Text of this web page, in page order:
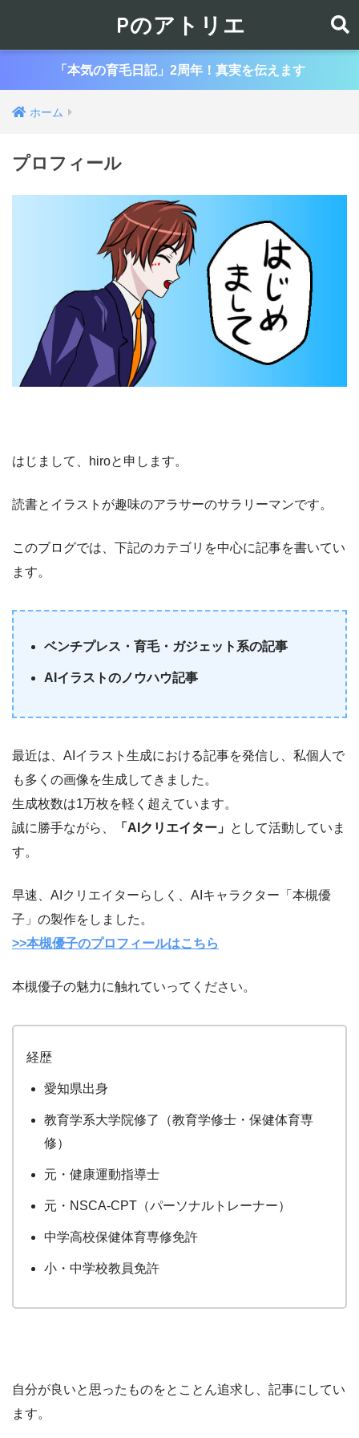
Pのアトリエ
「本気の育毛日記」2周年！真実を伝えます
ホーム
プロフィール
はじまして、hiroと申します。
読書とイラストが趣味のアラサーのサラリーマンです。
このブログでは、下記のカテゴリを中心に記事を書いてい
ます。
ベンチプレス・育毛・ガジェット系の記事
AIイラストのノウハウ記事
最近は、AIイラスト生成における記事を発信し、私個人で
も多くの画像を生成してきました。
生成枚数は1万枚を軽く超えています。
誠に勝手ながら、
「AIクリエイター」 として活動していま
す。
早速、AIクリエイターらしく、AIキャラクター「本槻優
子」の製作をしました。
>>本槻優子のプロフィールはこちら
本槻優子の魅力に触れていってください。
経歴
愛知県出身
教育学系大学院修了（教育学修士・保健体育専
修）
元・健康運動指導士
元・NSCA-CPT（パーソナルトレーナー）
中学高校保健体育専修免許
小・中学校教員免許
自分が良いと思ったものをとことん追求し、記事にしてい
ます。